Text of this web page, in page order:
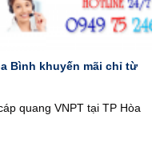
Bình khuyến mãi chỉ từ
quang VNPT tại TP Hòa